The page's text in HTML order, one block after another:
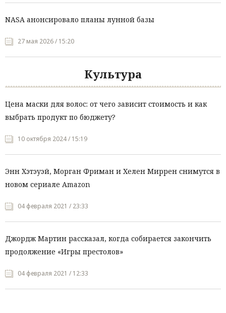
NASA анонсировало планы лунной базы
27 мая 2026 / 15:20
Культура
Цена маски для волос: от чего зависит стоимость и как
выбрать продукт по бюджету?
10 октября 2024 / 15:19
Энн Хэтэуэй, Морган Фриман и Хелен Миррен снимутся в
новом сериале Amazon
04 февраля 2021 / 23:33
Джордж Мартин рассказал, когда собирается закончить
продолжение «Игры престолов»
04 февраля 2021 / 12:33